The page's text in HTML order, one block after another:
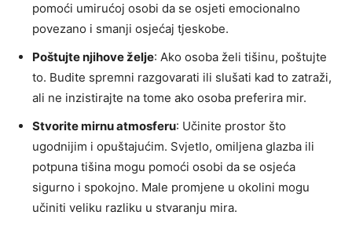
pomoći umirućoj osobi da se osjeti emocionalno
povezano i smanji osjećaj tjeskobe.
Poštujte njihove želje: Ako osoba želi tišinu, poštujte
to. Budite spremni razgovarati ili slušati kad to zatraži,
ali ne inzistirajte na tome ako osoba preferira mir.
Stvorite mirnu atmosferu: Učinite prostor što
ugodnijim i opuštajućim. Svjetlo, omiljena glazba ili
potpuna tišina mogu pomoći osobi da se osjeća
sigurno i spokojno. Male promjene u okolini mogu
učiniti veliku razliku u stvaranju mira.